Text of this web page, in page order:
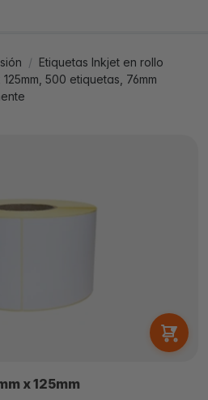
Etiquetas Inkjet en rollo
500 etiquetas, 76mm
x 125mm